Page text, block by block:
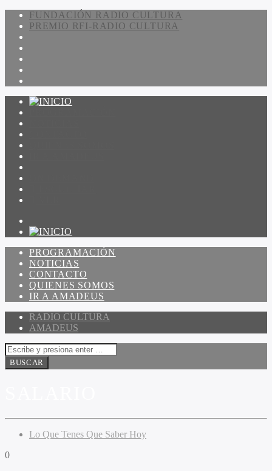
FUNDACIÓN RADIO CULTURA
PREMIO RFI-RADIO CULTURA
PROGRAMACIÓN
NOTICIAS
CONTACTO
QUIENES SOMOS
IR A AMADEUS
RADIO CULTURA
AMADEUS
Lo Que Tenes Que Saber Hoy
0